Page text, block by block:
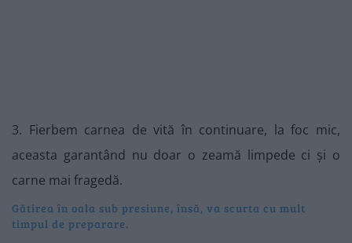
3. Fierbem carnea de vită în continuare, la foc mic,
aceasta garantând nu doar o zeamă limpede ci și o
carne mai fragedă.
Gătirea în oala sub presiune, însă, va scurta cu mult
timpul de preparare.